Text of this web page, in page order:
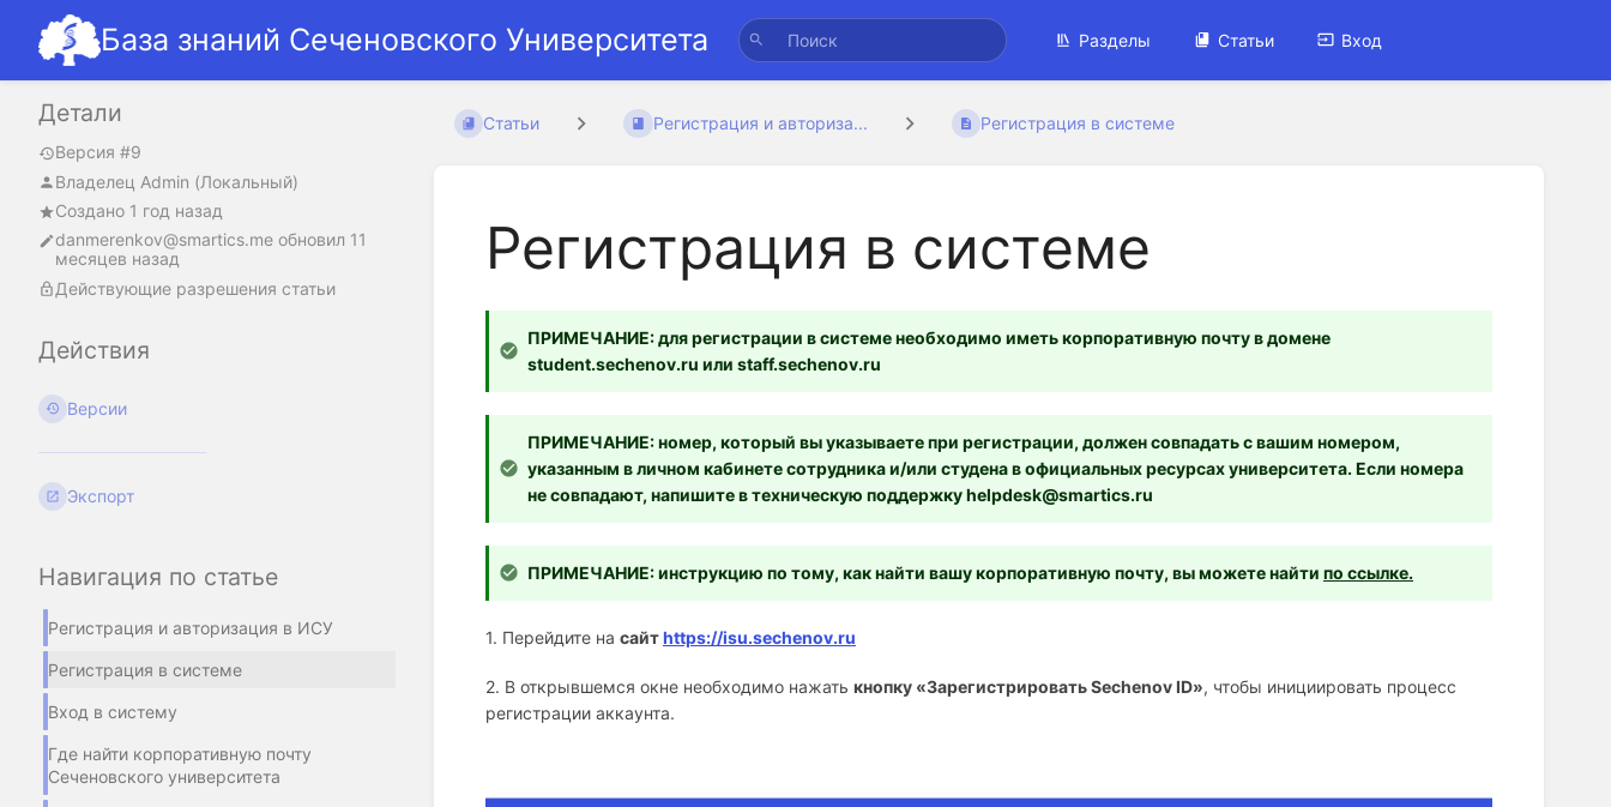
База знаний Сеченовского Университета Разделы Статьи Вход
Детали
Версия #9
Владелец Admin (Локальный)
Создано 1 год назад
danmerenkov@smartics.me обновил 11
месяцев назад
Действующие разрешения статьи
Действия
Версии
Экспорт
Навигация по статье
Регистрация и авторизация в ИСУ
Регистрация в системе
Вход в систему
Где найти корпоративную почту
Сеченовского университета
Статьи Регистрация и авториза... Регистрация в системе
Регистрация в системе
ПРИМЕЧАНИЕ: для регистрации в системе необходимо иметь корпоративную почту в домене
student.sechenov.ru или staff.sechenov.ru
ПРИМЕЧАНИЕ: номер, который вы указываете при регистрации, должен совпадать с вашим номером,
указанным в личном кабинете сотрудника и/или студена в официальных ресурсах университета. Если номера
не совпадают, напишите в техническую поддержку helpdesk@smartics.ru
ПРИМЕЧАНИЕ: инструкцию по тому, как найти вашу корпоративную почту, вы можете найти по ссылке.
1. Перейдите на сайтhttps://isu.sechenov.ru
2. В открывшемся окне необходимо нажать кнопку «Зарегистрировать Sechenov ID», чтобы инициировать процесс
регистрации аккаунта.